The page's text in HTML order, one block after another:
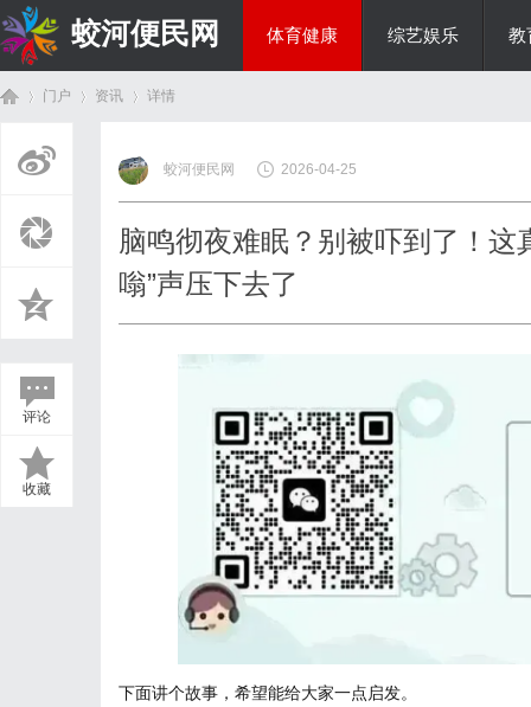
蛟河便民网 体育健康 综艺娱乐 教
门户 资讯
›
详情
评论
收藏
蛟河便民网 2026-04-25
脑鸣彻夜难眠？别被吓到了！这
嗡”声压下去了
下面讲个故事，希望能给大家一点启发。